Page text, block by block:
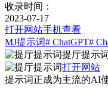
收录时间：
2023-07-17
打开网站手机查看
MJ提示词# ChatGPT#
提厅提示词
打开网站
提示词正成为主流的AI